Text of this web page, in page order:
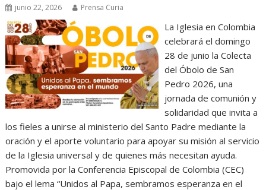
junio 22, 2026 Prensa Curia
La Iglesia en Colombia
celebrará el domingo
28 de junio la Colecta
del Óbolo de San
Pedro 2026, una
jornada de comunión y
solidaridad que invita a
los fieles a unirse al ministerio del Santo Padre mediante la
oración y el aporte voluntario para apoyar su misión al servicio
de la Iglesia universal y de quienes más necesitan ayuda.
Promovida por la Conferencia Episcopal de Colombia (CEC)
bajo el lema “Unidos al Papa, sembramos esperanza en el